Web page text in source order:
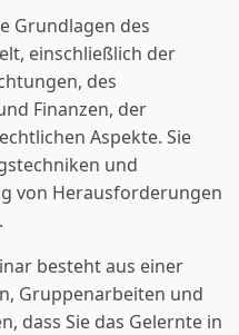
Grundlagen des
einschließlich der
des
Finanzen, der
Aspekte. Sie
und
von Herausforderungen
besteht aus einer
Gruppenarbeiten und
dass Sie das Gelernte in